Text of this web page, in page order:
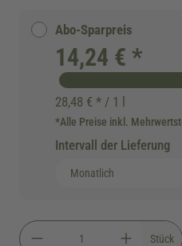
Abo-Sparpreis
14,24 € *
28,48 € * / 1 l
*Alle Preise inkl.
Intervall der Lieferung
Stück